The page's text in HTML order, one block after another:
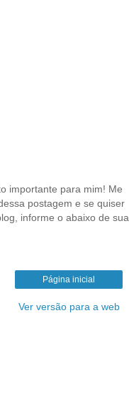
importante para mim! Me
postagem e se quiser
informe o abaixo de sua
Página inicial
Ver versão para a web